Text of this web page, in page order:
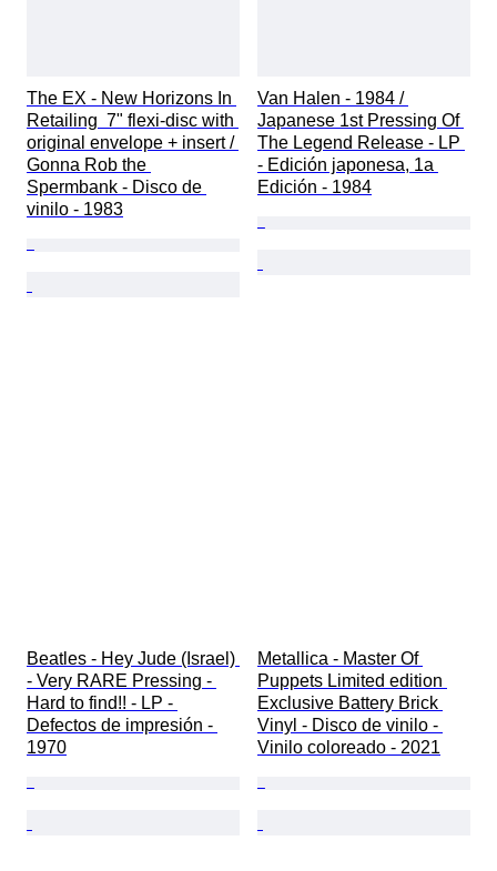
The EX - New Horizons In
Retailing  7" flexi-disc with
original envelope + insert /
Gonna Rob the
Spermbank - Disco de
vinilo - 1983
Van Halen - 1984 /
Japanese 1st Pressing Of
The Legend Release - LP
- Edición japonesa, 1a
Edición - 1984
Beatles - Hey Jude (Israel)
- Very RARE Pressing -
Hard to find!! - LP -
Defectos de impresión -
1970
Metallica - Master Of
Puppets Limited edition
Exclusive Battery Brick
Vinyl - Disco de vinilo -
Vinilo coloreado - 2021